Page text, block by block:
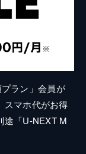
ラン」会員が
スマホ代がお得
途「U-NEXT M